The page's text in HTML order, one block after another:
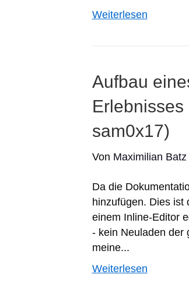
Weiterlesen
Aufbau
sam0x17)
Von Maximilian Batz
Da die
hinzufügen. Dies ist
einem Inline-Editor
- kein Neuladen der
meine...
Weiterlesen